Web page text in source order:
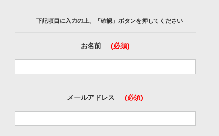
下記項目に入力の上、「確認」ボタンを押してください
お名前 (必須)
メールアドレス (必須)